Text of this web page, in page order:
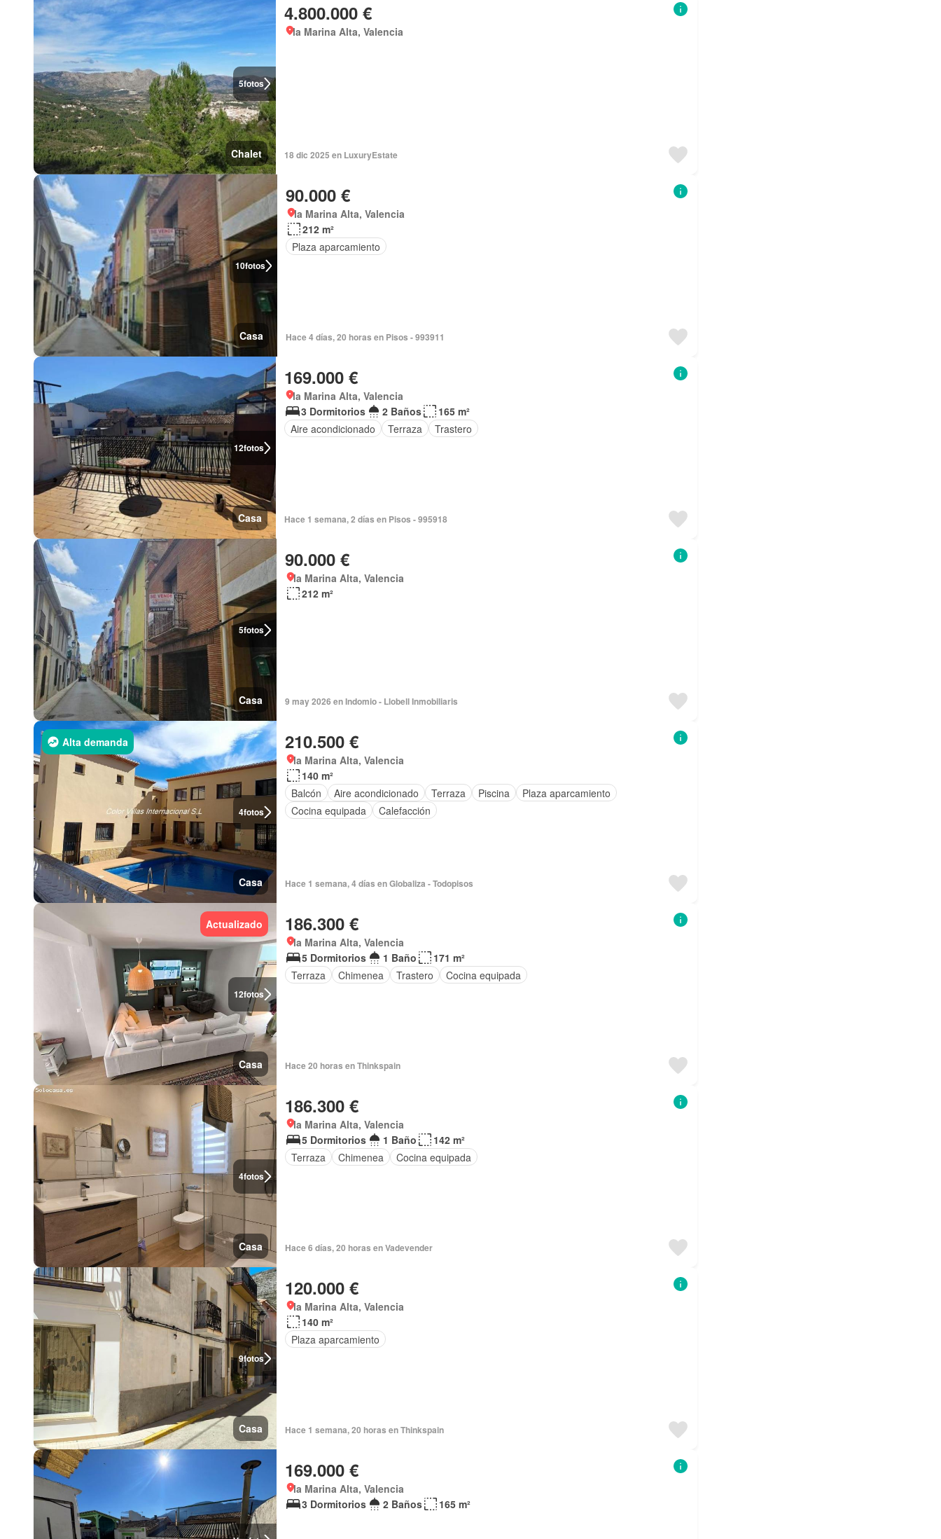
5fotos
Chalet
4.800.000 €
la Marina Alta, Valencia
18 dic 2025 en LuxuryEstate
10fotos
Casa
90.000 €
la Marina Alta, Valencia
212 m²
Plaza aparcamiento
Hace 4 días, 20 horas en Pisos - 993911
12fotos
Casa
169.000 €
la Marina Alta, Valencia
3 Dormitorios
2 Baños
165 m²
Aire acondicionado
Terraza Trastero
Hace 1 semana, 2 días en Pisos - 995918
5fotos
Casa
90.000 €
la Marina Alta, Valencia
212 m²
9 may 2026 en Indomio - Llobell Inmobiliaris
4fotos
Alta demanda
Casa
210.500 €
la Marina Alta, Valencia
140 m²
Balcón
Aire acondicionado Terraza Piscina
Plaza aparcamiento
Cocina equipada
Calefacción
Hace 1 semana, 4 días en Globaliza - Todopisos
12fotos
Actualizado
Casa
186.300 €
la Marina Alta, Valencia
5 Dormitorios
1 Baño
171 m²
Terraza
Chimenea Trastero Cocina equipada
Hace 20 horas en Thinkspain
4fotos
Casa
186.300 €
la Marina Alta, Valencia
5 Dormitorios
1 Baño
142 m²
Terraza
Chimenea Cocina equipada
Hace 6 días, 20 horas en Vadevender
9fotos
Casa
120.000 €
la Marina Alta, Valencia
140 m²
Plaza aparcamiento
Hace 1 semana, 20 horas en Thinkspain
169.000 €
la Marina Alta, Valencia
3 Dormitorios
2 Baños 165 m²